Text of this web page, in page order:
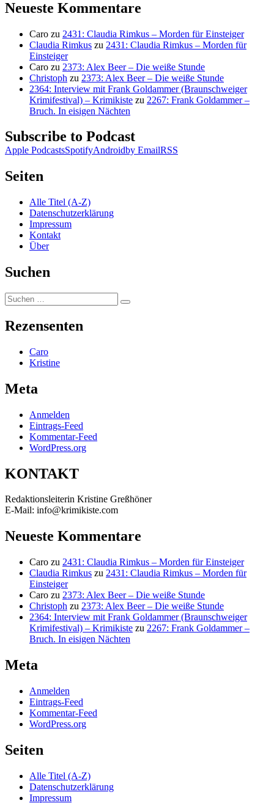
Neueste Kommentare
Caro zu 2431: Claudia Rimkus – Morden für Einsteiger
Claudia Rimkus zu 2431: Claudia Rimkus – Morden für
Einsteiger
Caro zu 2373: Alex Beer – Die weiße Stunde
Christoph zu 2373: Alex Beer – Die weiße Stunde
2364: Interview mit Frank Goldammer (Braunschweiger
Krimifestival) – Krimikiste zu 2267: Frank Goldammer –
Bruch. In eisigen Nächten
Subscribe to Podcast
Apple PodcastsSpotifyAndroidby EmailRSS
Seiten
Alle Titel (A-Z)
Datenschutzerklärung
Impressum
Kontakt
Über
Suchen
Suchen
nach:
Suchen
Rezensenten
Caro
Kristine
Meta
Anmelden
Eintrags-Feed
Kommentar-Feed
WordPress.org
KONTAKT
Redaktionsleiterin Kristine Greßhöner
E-Mail: info@krimikiste.com
Neueste Kommentare
Caro zu 2431: Claudia Rimkus – Morden für Einsteiger
Claudia Rimkus zu 2431: Claudia Rimkus – Morden für
Einsteiger
Caro zu 2373: Alex Beer – Die weiße Stunde
Christoph zu 2373: Alex Beer – Die weiße Stunde
2364: Interview mit Frank Goldammer (Braunschweiger
Krimifestival) – Krimikiste zu 2267: Frank Goldammer –
Bruch. In eisigen Nächten
Meta
Anmelden
Eintrags-Feed
Kommentar-Feed
WordPress.org
Seiten
Alle Titel (A-Z)
Datenschutzerklärung
Impressum